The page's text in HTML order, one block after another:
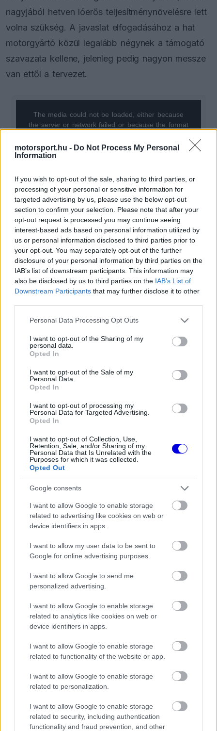
motorsport.hu - Do Not Process My Personal
Information
If you wish to opt-out of the sale, sharing to third parties, or
processing of your personal or sensitive information for
targeted advertising by us, please use the below opt-out
section to confirm your selection. Please note that after your
opt-out request is processed you may continue seeing
interest-based ads based on personal information utilized by
us or personal information disclosed to third parties prior to
your opt-out. You may separately opt-out of the further
disclosure of your personal information by third parties on the
IAB’s list of downstream participants. This information may
also be disclosed by us to third parties on the IAB’s List of
Downstream Participants that may further disclose it to other
Please note that this website/app uses one or more Google
not limited to your visit or usage behaviour. You may click to
grant or deny consent to Google and its third-party tags to
use your data for below specified purposes in below Google
consent section.
Personal Data Processing Opt Outs
I want to opt-out of the Sharing of my
personal data.
Opted In
I want to opt-out of the Sale of my
Personal Data.
Opted In
I want to opt-out of processing my
Personal Data for Targeted Advertising.
Opted In
I want to opt-out of Collection, Use,
Retention, Sale, and/or Sharing of my
Personal Data that Is Unrelated with the
Purposes for which it was collected.
Opted Out
Google consents
I want to allow Google to enable storage
related to advertising like cookies on web or
device identifiers in apps.
I want to allow my user data to be sent to
Google for online advertising purposes.
I want to allow Google to send me
personalized advertising.
I want to allow Google to enable storage
related to analytics like cookies on web or
device identifiers in apps.
I want to allow Google to enable storage
related to functionality of the website or app.
I want to allow Google to enable storage
related to personalization.
I want to allow Google to enable storage
related to security, including authentication
functionality and fraud prevention, and other
nagyjából hetven lóerős teljesítménynövelésre lett
volna szükség. A javaslat elfogadásához a hat
motorgyártó közül legalább négynek a támogató
szavazata kellene, jelenleg pedig nagyon messze
van ettől a tervezet.
Video
Player
is
a
window.
The media could not be loaded, either because
the server or network failed or because the format
AMercedes és a Red Bull támogatja a
radikálisabb átalakítást, az Audi, a Honda és a
Ferrari nyíltan ellenzi azt. A Cadillac egyelőre
tartózkodik, ám a háttérben inkább a nemmel
szavazók táborát erősíti.
EZEKET IS AJÁNLJUK
jövőjével kapcsolatban
FORMA-1
Óriási átalakulás a Ferrarinál,
Holland Nagydíjra
A Hondánál hisznek az áttörésben,
teljesen új motorral érkeznek a
Martinnal
A gyártók elutasító magatartása mögött nagyon is
racionális érvek sorakoznak. A drasztikus
és a sebességváltókat is teljesen újra kellene
tervezni, mivel ezeket az alkatrészeket a jelenlegi
üzemanyag-fogyasztással járna, emiatt a jelenlegi
karosszéria átalakítása hatalmas feladatot